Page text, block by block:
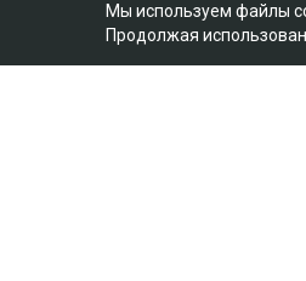
Мы используем файлы
Продолжая